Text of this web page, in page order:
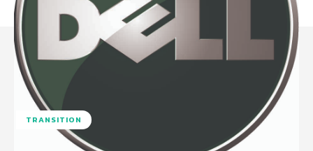
TRANSITION